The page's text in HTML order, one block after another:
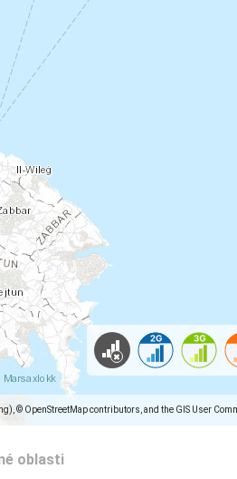
© OpenStreetMap contributors, and the GIS User
oblasti